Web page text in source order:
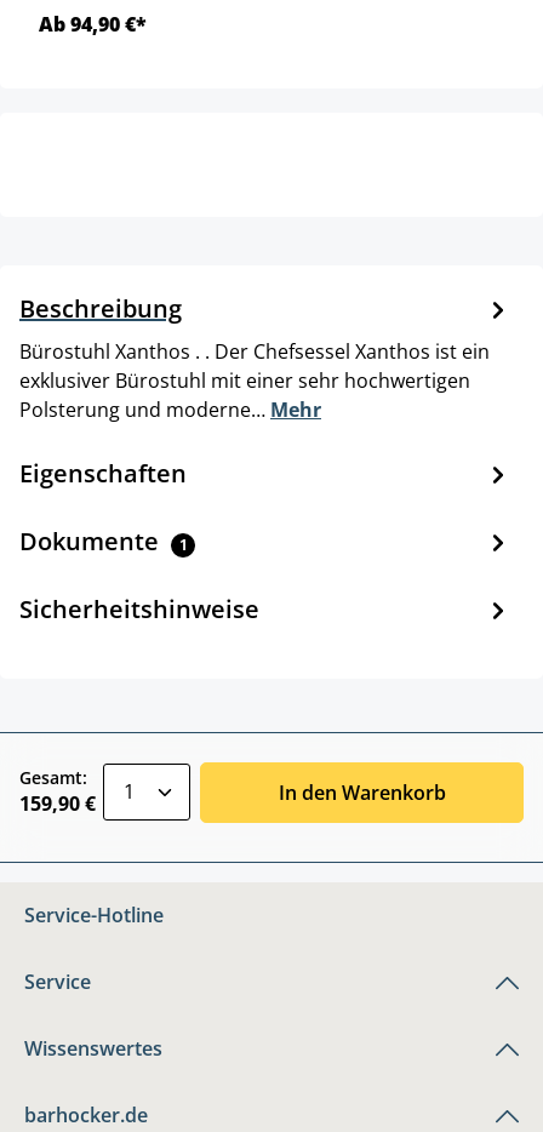
Ab 94,90 €*
Beschreibung
Bürostuhl Xanthos . . Der Chefsessel Xanthos ist ein
exklusiver Bürostuhl mit einer sehr hochwertigen
Polsterung und moderne… Mehr
Eigenschaften
Dokumente 1
Sicherheitshinweise
Gesamt:
159,90 € In den Warenkorb
Service-Hotline
Service
Wissenswertes
barhocker.de